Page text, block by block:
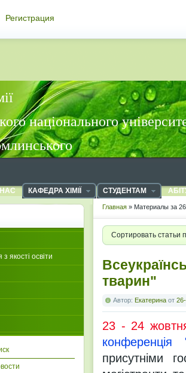
Регистрация
національного
КАФЕДРА ХІМІЇ СТУДЕНТАМ
Главная » Материалы за
Сортировать статьи
тварин"
Автор: Екатерина от
23 - 24
присутніми
якості освіти